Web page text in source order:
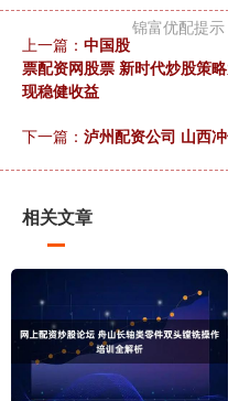
锦富优配提示
上一篇： 中国股
票配资网股票 新时代炒股策
现稳健收益
下一篇： 泸州配资公司 山西
相关文章